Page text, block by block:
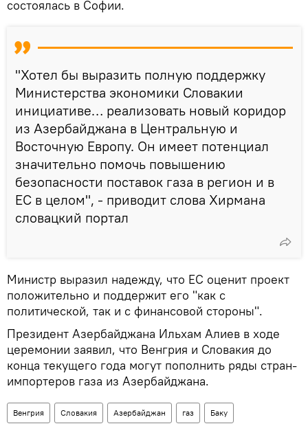
состоялась в Софии.
"Хотел бы выразить полную поддержку
Министерства экономики Словакии
инициативе… реализовать новый коридор
из Азербайджана в Центральную и
Восточную Европу. Он имеет потенциал
значительно помочь повышению
безопасности поставок газа в регион и в
ЕС в целом", - приводит слова Хирмана
словацкий портал
Министр выразил надежду, что ЕС оценит проект
положительно и поддержит его "как с
политической, так и с финансовой стороны".
Президент Азербайджана Ильхам Алиев в ходе
церемонии заявил, что Венгрия и Словакия до
конца текущего года могут пополнить ряды стран-
импортеров газа из Азербайджана.
Венгрия Словакия Азербайджан газ Баку